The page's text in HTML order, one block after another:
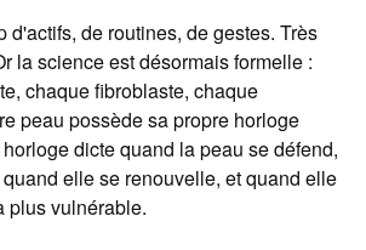
d'actifs, de routines, de gestes. Très
la science est désormais formelle :
chaque fibroblaste, chaque
peau possède sa propre horloge
dicte quand la peau se défend,
elle se renouvelle, et quand elle
plus vulnérable.